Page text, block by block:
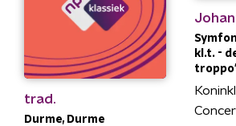
trad.
Durme, Durme
kl.t. -